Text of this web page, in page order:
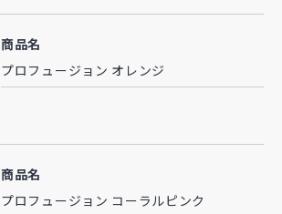
商品名
プロフュージョン オレンジ
商品名
プロフュージョン コーラルピンク